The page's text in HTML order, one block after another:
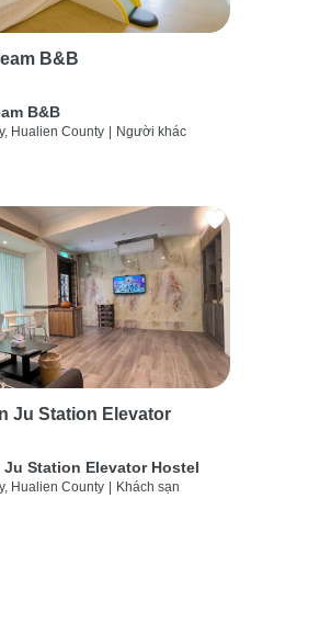
B&B
B&B
Hualien County | Người khác
Ju Station Elevator
Ju Station Elevator Hostel
Hualien County Khách sạn